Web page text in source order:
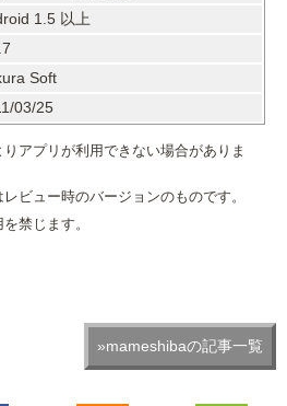
1.5 以上
Soft
03/25
アプリが利用できない場合がありま
ビュー時のバージョンのものです。
禁じます。
»mameshibaの記事一覧